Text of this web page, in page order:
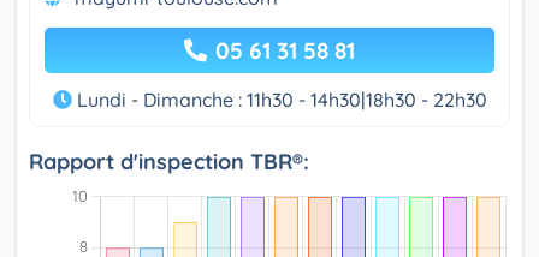
05 61 31 58 81
Lundi - Dimanche : 11h30 - 14h30|18h30 - 22h30
Rapport d'inspection TBR®: